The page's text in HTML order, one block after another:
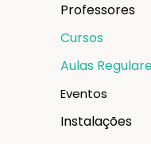
Professores
Cursos
Aulas
Eventos
Instalações